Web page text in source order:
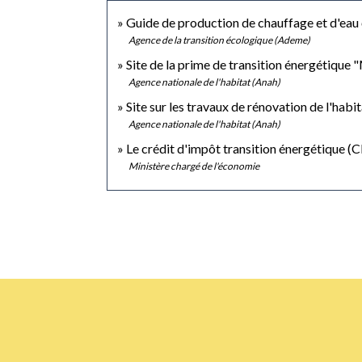
Guide de production de chauffage et d'eau
Agence de la transition écologique (Ademe)
Site de la prime de transition énergétique
Agence nationale de l'habitat (Anah)
Site sur les travaux de rénovation de
Agence nationale de l'habitat (Anah)
Le crédit d'impôt transition énergétique
Ministère chargé de l'économie